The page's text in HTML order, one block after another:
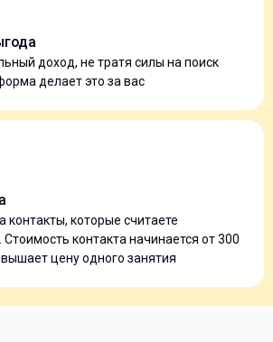
доход, не тратя силы на поиск
делает это за вас
контакты, которые считаете
контакта начинается от 300
цену одного занятия